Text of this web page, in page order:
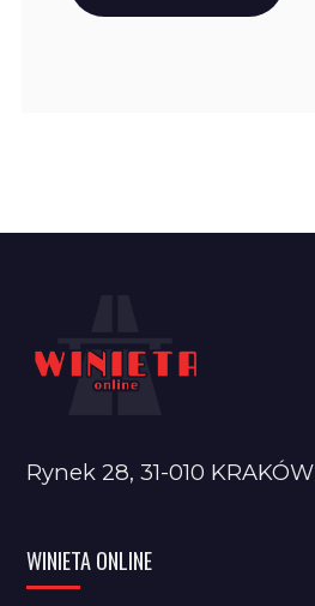
Rynek 28, 31-010 KRAKÓW
WINIETA ONLINE